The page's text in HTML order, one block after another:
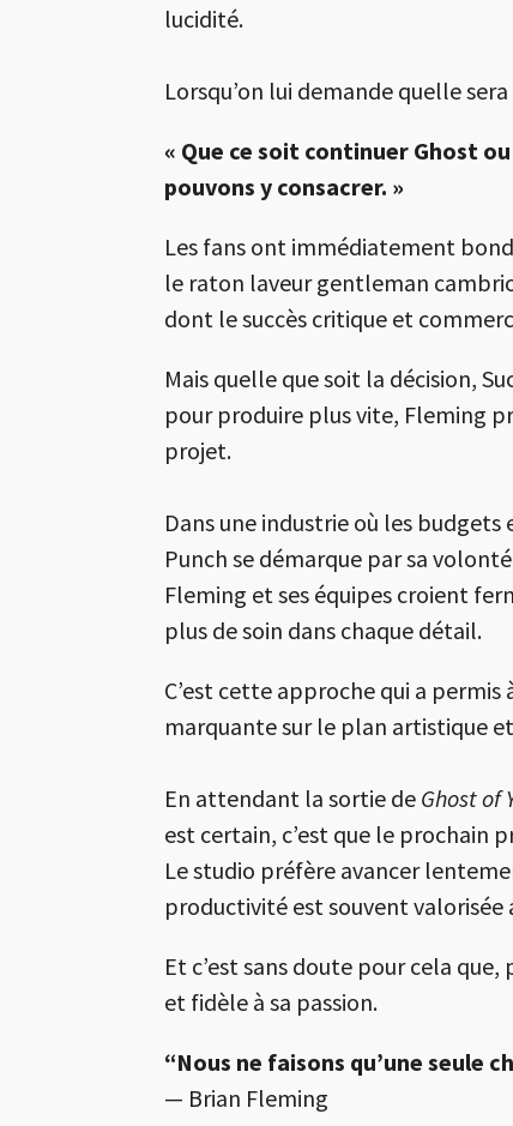
lucidité.
Lorsqu’on lui demande quelle
« Que ce soit continuer Ghost
pouvons y consacrer. »
Les fans ont immédiatement
le raton laveur gentleman
dont le succès critique et
Mais quelle que soit la décision,
pour produire plus vite, Fleming
projet.
Dans une industrie où les
Punch se démarque par sa
Fleming et ses équipes croient
plus de soin dans chaque détail.
C’est cette approche qui a permis
marquante sur le plan artistique
En attendant la sortie de Ghost of
est certain, c’est que le prochain
Le studio préfère avancer
productivité est souvent valorisée
Et c’est sans doute pour cela
et fidèle à sa passion.
“Nous ne faisons qu’une seule
— Brian Fleming